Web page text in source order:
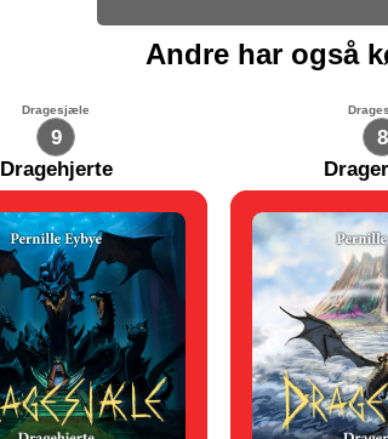
Andre har også
9
Dragesjæle
Dragehjerte
8